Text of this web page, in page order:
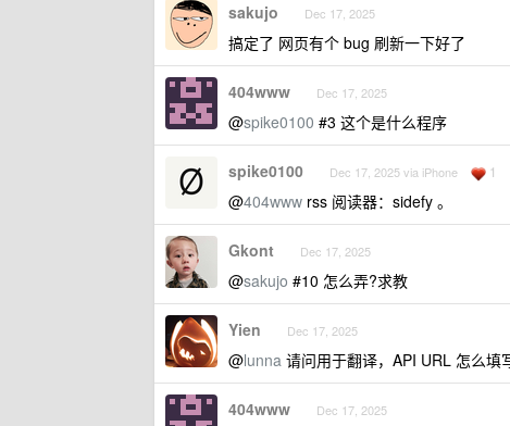
sakujo Dec 17, 2025
搞定了 网页有个 bug 刷新一下好了
404www Dec 17, 2025
@spike0100 #3 这个是什么程序
spike0100 Dec 17, 2025 via iPhone 1
@404www rss 阅读器：sidefy 。
Gkont Dec 17, 2025
@sakujo #10 怎么弄?求教
Yien Dec 17, 2025
@lunna 请问用于翻译，API URL 怎么填
404www Dec 17, 2025